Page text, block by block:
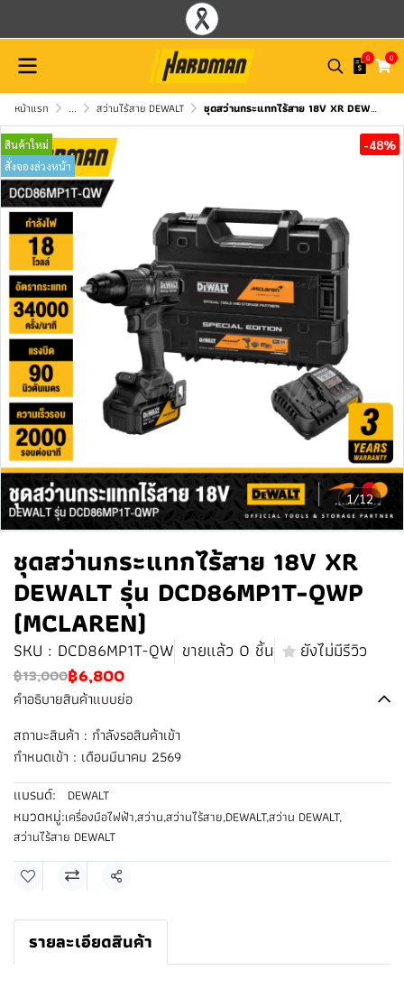
0 0
หน้าแรก ... สว่านไร้สาย DEWALT ชุดสว่านกระแทกไร้สาย 18V XR DEWALT รุ่น DCD86MP1T-QWP (MCLAREN)
1/12
สินค้าใหม่
สั่งจองล่วงหน้า
-48%
ชุดสว่านกระแทกไร้สาย 18V XR
DEWALT รุ่น DCD86MP1T-QWP
(MCLAREN)
SKU : DCD86MP1T-QW ขายแล้ว 0 ชิ้น ยังไม่มีรีวิว
฿13,000฿6,800
คำอธิบายสินค้าแบบย่อ
สถานะสินค้า : กำลังรอสินค้าเข้า
️กำหนดเข้า : เดือนมีนาคม 2569
แบรนด์:
DEWALT
หมวดหมู่:เครื่องมือไฟฟ้า,สว่าน,สว่านไร้สาย,DEWALT,สว่าน DEWALT,
สว่านไร้สาย DEWALT
แชร์
รายละเอียดสินค้า